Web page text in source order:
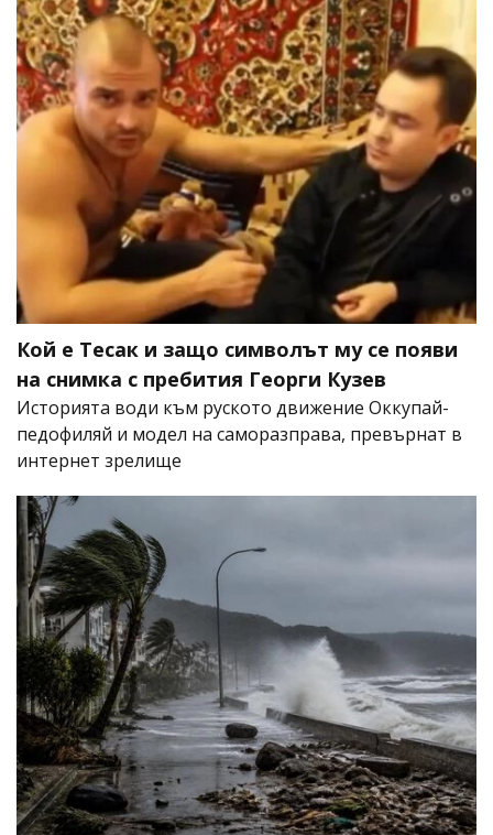
Кой е Тесак и защо символът му се появи
на снимка с пребития Георги Кузев
Историята води към руското движение Оккупай-
педофиляй и модел на саморазправа, превърнат в
интернет зрелище